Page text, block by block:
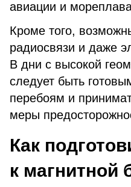
авиации и
Кроме того,
радиосвязи и даже
В дни с высокой
следует быть
перебоям и
меры
Как
к магнитной